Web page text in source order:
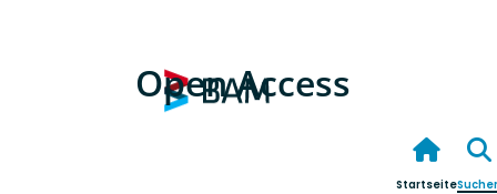
Open Access
Startseite